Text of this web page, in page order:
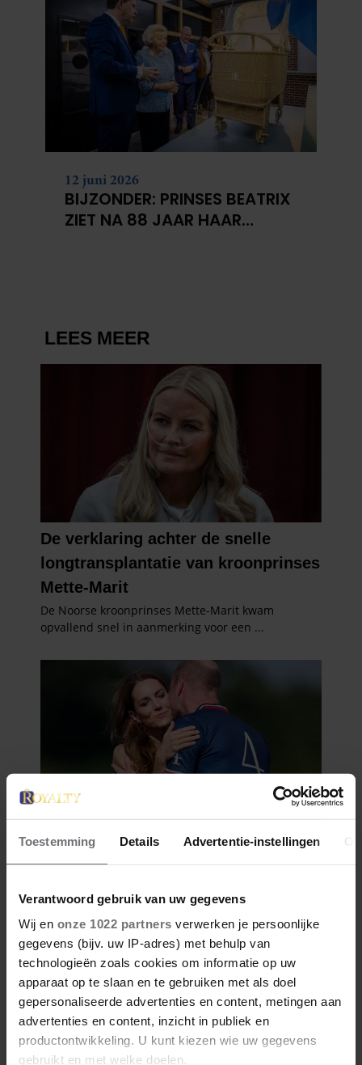
Toestemming Details Advertentie-instellingen
Verantwoord gebruik van uw gegevens
Wij en onze 1022 partners verwerken je persoonlijke
gegevens (bijv. uw IP-adres) met behulp van
technologieën zoals cookies om informatie op uw
apparaat op te slaan en te gebruiken met als doel
gepersonaliseerde advertenties en content, metingen aan
advertenties en content, inzicht in publiek en
productontwikkeling. U kunt kiezen wie uw gegevens
gebruikt en met welke doelen.
12 juni 2026
BIJZONDER: PRINSES BEATRIX
ZIET NA 88 JAAR HAAR